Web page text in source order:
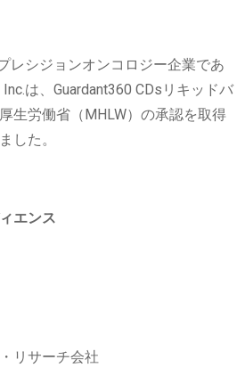
レシジョンオンコロジー企業であ
Inc.は、Guardant360 CDsリキッドバ
生労働省（MHLW）の承認を取得
した。
エンス
リサーチ会社